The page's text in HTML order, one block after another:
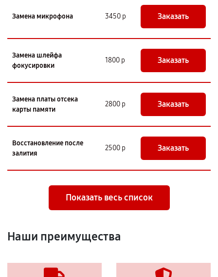
Замена микрофона 3450 р Заказать
Замена шлейфа
фокусировки
1800 р Заказать
Замена платы отсека
карты памяти
2800 р Заказать
Восстановление после
залития
2500 р Заказать
Показать весь список
Наши преимущества